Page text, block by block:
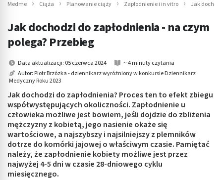
Medme Ciąża Planowanie ciąży Zapłodnienie i in vitro Jak
Jak dochodzi do zapłodnienia - na czym
polega? Przebieg
Data aktualizacji: 05 czerwca 2024
~ 4 minuty czytania
Autor: Piotr Brzózka - dziennikarz wyróżniony w konkursie Dziennikarz
Medyczny Roku 2023
Jak dochodzi do zapłodnienia? Proces ten to efekt zbiegu
współwystępujących okoliczności. Zapłodnienie u
człowieka możliwe jest bowiem, jeśli dojdzie do zbliżenia
mężczyzny z kobietą, jego nasienie okaże się
wartościowe, a najszybszy i najsilniejszy z plemników
dotrze do komórki jajowej o właściwym czasie. Pamiętać
należy, że zapłodnienie kobiety możliwe jest przez
najwyżej 4-5 dni w czasie 28-dniowego cyklu
miesięcznego.